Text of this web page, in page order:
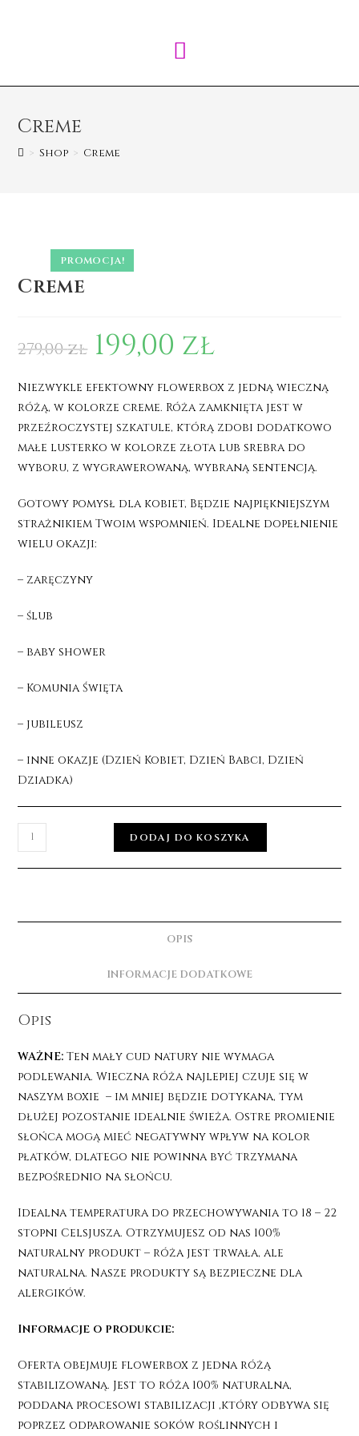
Creme
> Shop > Creme
PROMOCJA!
Creme
279,00zł 199,00 zł
Niezwykle efektowny flowerbox z jedną wieczną
różą, w kolorze creme. Róża zamknięta jest w
przeźroczystej szkatule, którą zdobi dodatkowo
małe lusterko w kolorze złota lub srebra do
wyboru, z wygrawerowaną, wybraną sentencją.
Gotowy pomysł dla kobiet, Będzie najpiękniejszym
strażnikiem Twoim wspomnień. Idealne dopełnienie
wielu okazji:
– zaręczyny
– ślub
– baby shower
– Komunia Święta
– jubileusz
– inne okazje (Dzień Kobiet, Dzień Babci, Dzień
Dziadka)
DODAJ DO KOSZYKA
OPIS
INFORMACJE DODATKOWE
Opis
WAŻNE: Ten mały cud natury nie wymaga
podlewania. Wieczna róża najlepiej czuje się w
naszym boxie – im mniej będzie dotykana, tym
dłużej pozostanie idealnie świeża. Ostre promienie
słońca mogą mieć negatywny wpływ na kolor
płatków, dlatego nie powinna być trzymana
bezpośrednio na słońcu.
Idealna temperatura do przechowywania to 18 – 22
stopni Celsjusza. Otrzymujesz od nas 100%
naturalny produkt – róża jest trwała, ale
naturalna. Nasze produkty są bezpieczne dla
alergików.
Informacje o produkcie:
Oferta obejmuje flowerbox z jedna różą
stabilizowaną. Jest to róża 100% naturalna,
poddana procesowi stabilizacji ,który odbywa się
poprzez odparowanie soków roślinnych i